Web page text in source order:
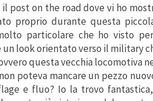
post on the road dove vi ho
proprio durante questa
particolare che ho visto
un look orientato verso il military
questa vecchia locomotiva
poteva mancare un pezzo
e fluo? Io la trovo